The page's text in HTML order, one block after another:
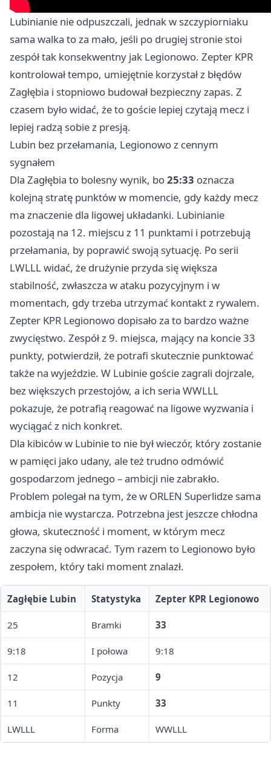
Lubinianie nie odpuszczali, jednak w szczypiorniaku
sama walka to za mało, jeśli po drugiej stronie stoi
zespół tak konsekwentny jak Legionowo. Zepter KPR
kontrolował tempo, umiejętnie korzystał z błędów
Zagłębia i stopniowo budował bezpieczny zapas. Z
czasem było widać, że to goście lepiej czytają mecz i
lepiej radzą sobie z presją.
Lubin bez przełamania, Legionowo z cennym
sygnałem
Dla Zagłębia to bolesny wynik, bo25:33 oznacza
kolejną stratę punktów w momencie, gdy każdy mecz
ma znaczenie dla ligowej układanki. Lubinianie
pozostają na 12. miejscu z 11 punktami i potrzebują
przełamania, by poprawić swoją sytuację. Po serii
LWLLL widać, że drużynie przyda się większa
stabilność, zwłaszcza w ataku pozycyjnym i w
momentach, gdy trzeba utrzymać kontakt z rywalem.
Zepter KPR Legionowo dopisało za to bardzo ważne
zwycięstwo. Zespół z 9. miejsca, mający na koncie 33
punkty, potwierdził, że potrafi skutecznie punktować
także na wyjeździe. W Lubinie goście zagrali dojrzale,
bez większych przestojów, a ich seria WWLLL
pokazuje, że potrafią reagować na ligowe wyzwania i
wyciągać z nich konkret.
Dla kibiców w Lubinie to nie był wieczór, który zostanie
w pamięci jako udany, ale też trudno odmówić
gospodarzom jednego – ambicji nie zabrakło.
Problem polegał na tym, że w ORLEN Superlidze sama
ambicja nie wystarcza. Potrzebna jest jeszcze chłodna
głowa, skuteczność i moment, w którym mecz
zaczyna się odwracać. Tym razem to Legionowo było
zespołem, który taki moment znalazł.
Zagłębie Lubin Statystyka Zepter KPR Legionowo
25 Bramki 33
9:18 I połowa 9:18
12 Pozycja 9
11 Punkty 33
LWLLL Forma WWLLL